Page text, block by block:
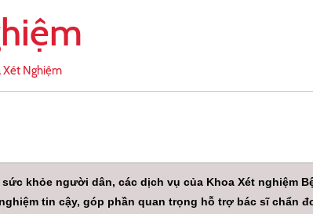
Xét Nghiệm
khỏe người dân, các dịch vụ của Khoa Xét nghiệm
tin cậy, góp phần quan trọng hỗ trợ bác sĩ chẩn